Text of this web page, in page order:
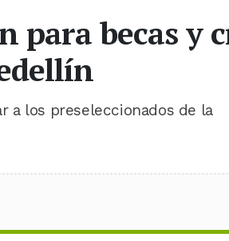
para becas y
a los preseleccionados de la